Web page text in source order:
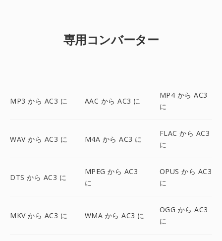
専用コンバーター
MP3 から AC3 に AAC から AC3 に
MP4 から AC3
に
WAV から AC3 に M4A から AC3 に
FLAC から AC3
に
DTS から AC3 に
MPEG から AC3
に
OPUS から AC3
に
MKV から AC3 に WMA から AC3 に
OGG から AC3
に